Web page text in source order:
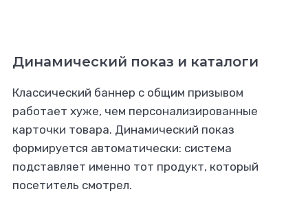
Динамический показ и каталоги
Классический баннер с общим призывом
работает хуже, чем персонализированные
карточки товара. Динамический показ
формируется автоматически: система
подставляет именно тот продукт, который
посетитель смотрел.